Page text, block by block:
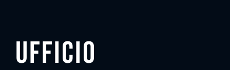
Ufficio